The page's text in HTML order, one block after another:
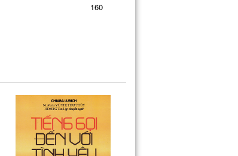
160
202
205